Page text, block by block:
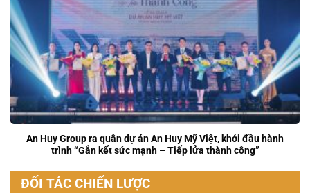
An Huy Group ra quân dự án An Huy Mỹ Việt, khởi đầu hành
trình “Gắn kết sức mạnh – Tiếp lửa thành công”
ĐỐI TÁC CHIẾN LƯỢC